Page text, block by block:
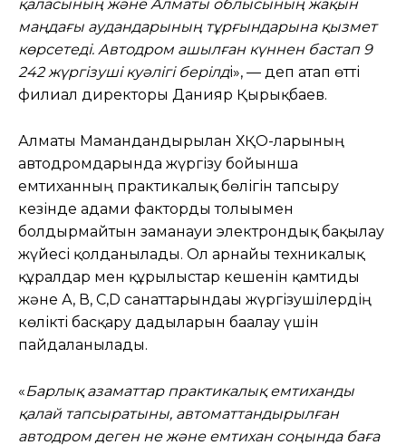
қаласының және Алматы облысының жақын
маңдағы аудандарының тұрғындарына қызмет
көрсетеді. Автодром ашылған күннен бастап 9
242 жүргізуші куәлігі берілді», — деп атап өтті
филиал директоры Данияр Қырықбаев.
Алматы Мамандандырылған ХҚО-ларының
автодромдарында жүргізу бойынша
емтиханның практикалық бөлігін тапсыру
кезінде адами факторды толығымен
болдырмайтын заманауи электрондық бақылау
жүйесі қолданылады. Ол арнайы техникалық
құралдар мен құрылыстар кешенін қамтиды
және А, В, С,D санаттарындағы жүргізушілердің
көлікті басқару дағдыларын бағалау үшін
пайдаланылады.
«Барлық азаматтар практикалық емтиханды
қалай тапсыратыны, автоматтандырылған
автодром деген не және емтихан соңында баға